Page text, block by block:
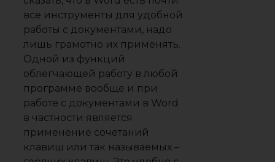
все инструменты для удобной
работы с документами, надо
лишь грамотно их применять.
Одной из функций
облегчающей работу в любой
программе вообще и при
работе с документами в Word
в частности является
применение сочетаний
клавиш или так называемых –